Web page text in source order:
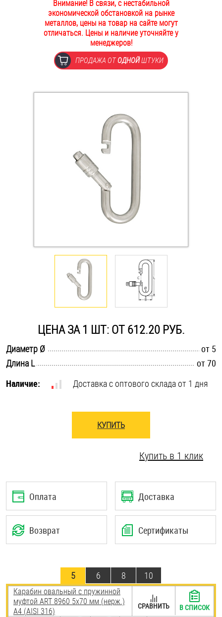
ОПЛАТА И ДОСТАВКА
НАШИ МАГАЗИНЫ
Втулки
Дюймовый крепёж
Заклепки (Гайки-Заклепки)
Крюки, кольца с метрической резьбой
Крюки, кольца с шурупной резьбой
Оснастка и аксессуары для яхт
Саморезы и шурупы
Стопорные кольца
Такелаж
Хомуты
Штифты и пальцы
Внимание! В связи, с нестабильной
экономической обстановкой на рынке
металлов, цены на товар на сайте могут
отличаться. Цены и наличие уточняйте у
менеджеров!
ПРОДАЖА ОТОДНОЙШТУКИ
ЦЕНА ЗА 1 ШТ: ОТ 612.20 РУБ.
Диаметр Ø
от 5
Длина L
от 70
Наличие:
Доставка с оптового склада от 1 дня
КУПИТЬ
Купить в 1 клик
Оплата Доставка
Возврат Сертификаты
5 6 8 10
Карабин овальный с пружинной
муфтой ART 8960 5х70 мм (нерж.)
A4 (AISI 316)
СРАВНИТЬ В СПИСОК